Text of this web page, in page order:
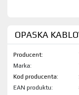
OPASKA
Producent:
Marka:
Kod produktu:
EAN produktu: